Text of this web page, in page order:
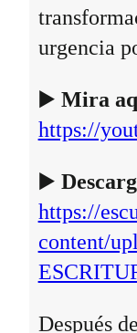
urgencia
▶️ Mira
https://
▶️
https://
content/
Después